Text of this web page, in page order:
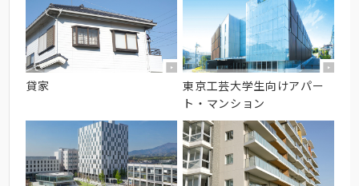
貸家
東京工芸大学生向けアパー
ト・マンション